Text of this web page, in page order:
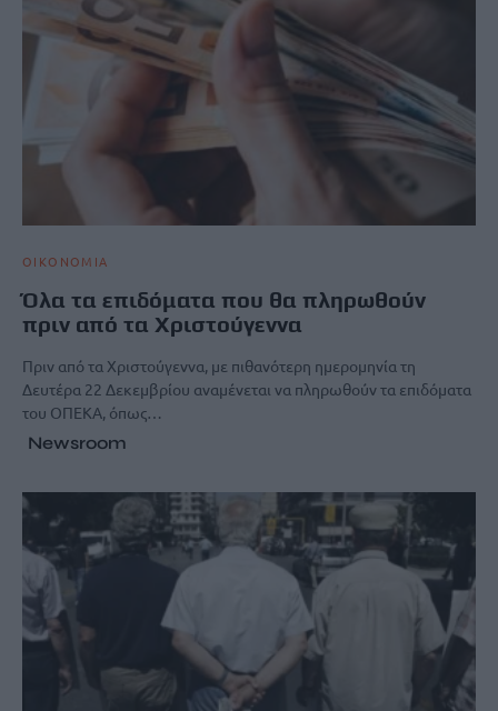
ΟΙΚΟΝΟΜΙΑ
Όλα τα επιδόματα που θα πληρωθούν
πριν από τα Χριστούγεννα
Πριν από τα Χριστούγεννα, με πιθανότερη ημερομηνία τη
Δευτέρα 22 Δεκεμβρίου αναμένεται να πληρωθούν τα επιδόματα
του ΟΠΕΚΑ, όπως…
Newsroom